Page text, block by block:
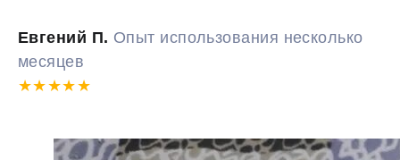
Евгений П. Опыт использования несколько
месяцев
★★★★★